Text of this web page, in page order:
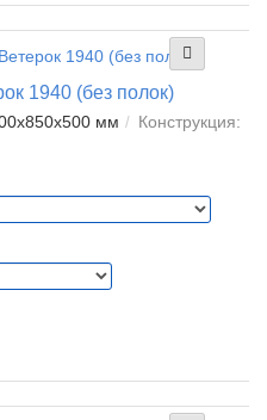
1940 (без полок)
мм
Конструкция: